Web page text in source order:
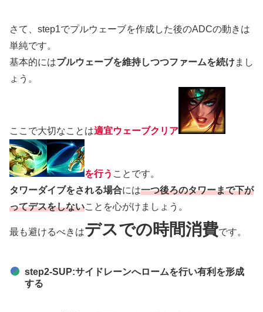
さて、step1でプルウェーブを作成した後のADCの動きは
単純です。
基本的にはプルウェーブを維持しつつファームを続けまし
ょう。
ここで大切なことは適宜ウェーブクリア
を行う ことです。
タワーダイブをされる場合には一つ後ろのタワーまで下が
ってデスをしないことを心がけましょう。
最も避けるべきはデスでの時間消費です。
step2-SUP:サイドレーンへロームを行い有利を形成
する